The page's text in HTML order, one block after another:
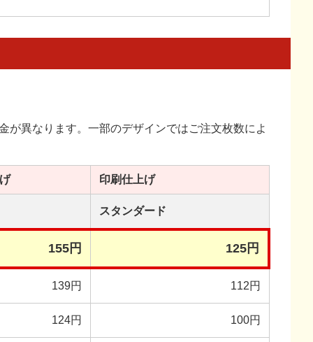
が異なります。一部のデザインではご注文枚数によ
印刷仕上げ
スタンダード
155円 125円
139円 112円
124円 100円